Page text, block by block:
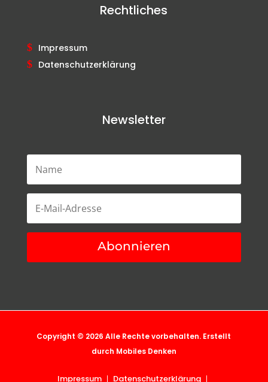
Rechtliches
Impressum
Datenschutzerklärung
Newsletter
Abonnieren
Copyright © 2026 Alle Rechte vorbehalten. Erstellt
durch Mobiles Denken
Impressum Datenschutzerklärung